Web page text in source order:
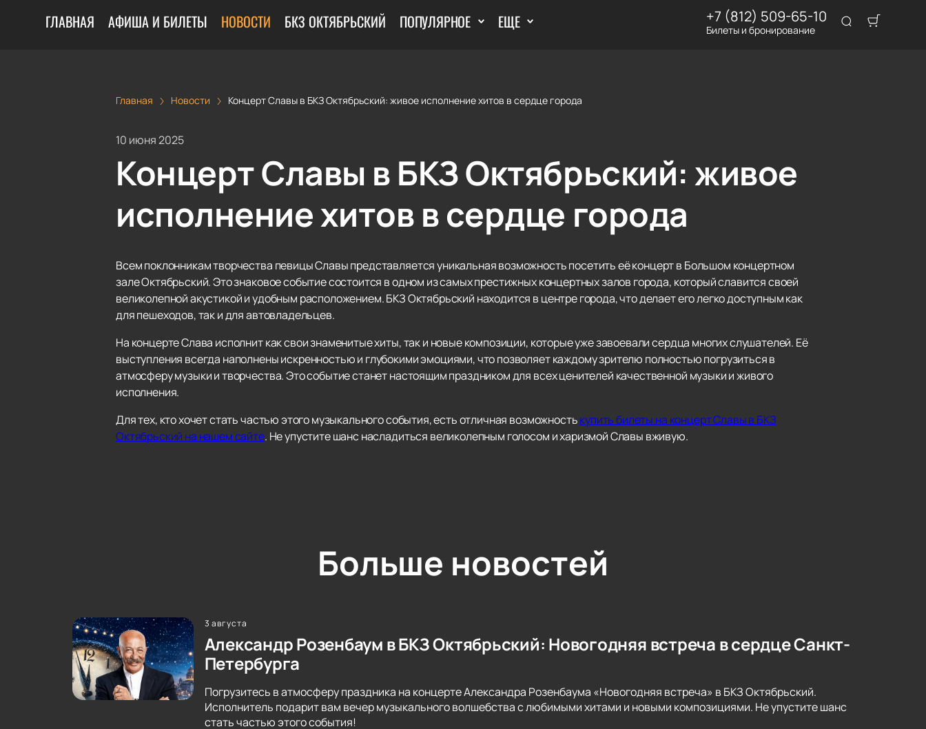
ГЛАВНАЯ АФИША И БИЛЕТЫ НОВОСТИ БКЗ ОКТЯБРЬСКИЙ ПОПУЛЯРНОЕ ЕЩЕ +7 (812) 509-65-10
Билеты и бронирование
Главная Новости Концерт Славы в БКЗ Октябрьский: живое исполнение хитов в сердце города
10 июня 2025
Концерт Славы в БКЗ Октябрьский: живое
исполнение хитов в сердце города
Всем поклонникам творчества певицы Славы представляется уникальная возможность посетить её концерт в Большом концертном
зале Октябрьский. Это знаковое событие состоится в одном из самых престижных концертных залов города, который славится своей
великолепной акустикой и удобным расположением. БКЗ Октябрьский находится в центре города, что делает его легко доступным как
для пешеходов, так и для автовладельцев.
На концерте Слава исполнит как свои знаменитые хиты, так и новые композиции, которые уже завоевали сердца многих слушателей. Её
выступления всегда наполнены искренностью и глубокими эмоциями, что позволяет каждому зрителю полностью погрузиться в
атмосферу музыки и творчества. Это событие станет настоящим праздником для всех ценителей качественной музыки и живого
исполнения.
Для тех, кто хочет стать частью этого музыкального события, есть отличная возможностькупить билеты на концерт Славы в БКЗ
Октябрьский на нашем сайте. Не упустите шанс насладиться великолепным голосом и харизмой Славы вживую.
Больше новостей
3 августа
Александр Розенбаум в БКЗ Октябрьский: Новогодняя встреча в сердце Санкт-
Петербурга
Погрузитесь в атмосферу праздника на концерте Александра Розенбаума «Новогодняя встреча» в БКЗ Октябрьский.
Исполнитель подарит вам вечер музыкального волшебства с любимыми хитами и новыми композициями. Не упустите шанс
стать частью этого события!